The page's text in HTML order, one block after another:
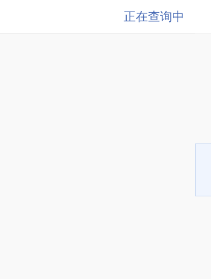
正在查询中